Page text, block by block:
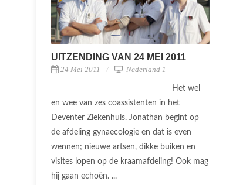
UITZENDING VAN 24 MEI 2011
24 Mei 2011 Nederland 1
Het wel
en wee van zes coassistenten in het
Deventer Ziekenhuis. Jonathan begint op
de afdeling gynaecologie en dat is even
wennen; nieuwe artsen, dikke buiken en
visites lopen op de kraamafdeling! Ook mag
hij gaan echoën. ...